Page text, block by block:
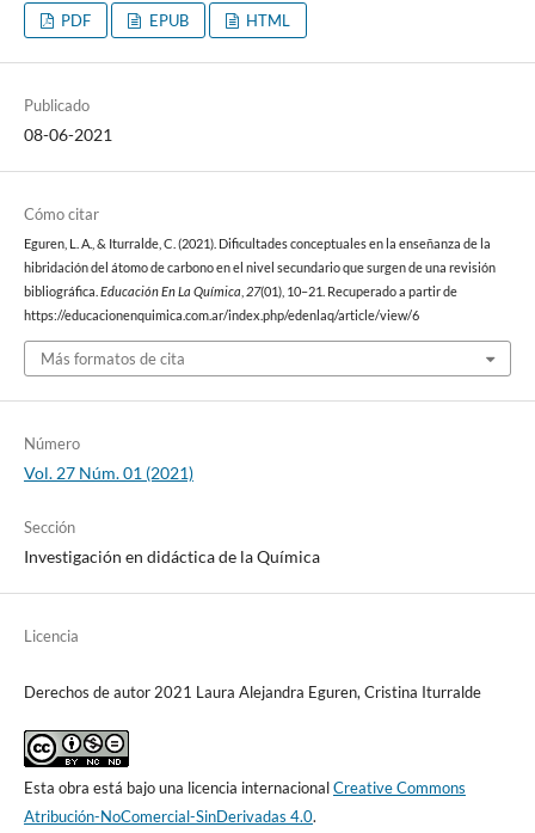
PDF EPUB HTML
Publicado
08-06-2021
Cómo citar
Eguren, L. A., & Iturralde, C. (2021). Dificultades conceptuales en la enseñanza de la
hibridación del átomo de carbono en el nivel secundario que surgen de una revisión
bibliográfica. Educación En La Química 27(01), 10–21. Recuperado a partir de
https://educacionenquimica.com.ar/index.php/edenlaq/article/view/6
Más formatos de cita
Número
Vol. 27 Núm. 01 (2021)
Sección
Investigación en didáctica de la Química
Licencia
Derechos de autor 2021 Laura Alejandra Eguren, Cristina Iturralde
Esta obra está bajo una licencia internacionalCreative Commons
Atribución-NoComercial-SinDerivadas 4.0.